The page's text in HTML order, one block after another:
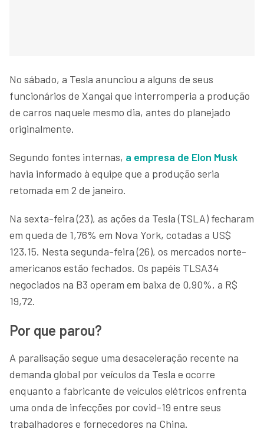
No sábado, a Tesla anunciou a alguns de seus
funcionários de Xangai que interromperia a produção
de carros naquele mesmo dia, antes do planejado
originalmente.
Segundo fontes internas, a empresa de Elon Musk
havia informado à equipe que a produção seria
retomada em 2 de janeiro.
Na sexta-feira (23), as ações da Tesla (TSLA) fecharam
em queda de 1,76% em Nova York, cotadas a US$
123,15. Nesta segunda-feira (26), os mercados norte-
americanos estão fechados. Os papéis TLSA34
negociados na B3 operam em baixa de 0,90%, a R$
19,72.
Por que parou?
A paralisação segue uma desaceleração recente na
demanda global por veículos da Tesla e ocorre
enquanto a fabricante de veículos elétricos enfrenta
uma onda de infecções por covid-19 entre seus
trabalhadores e fornecedores na China.